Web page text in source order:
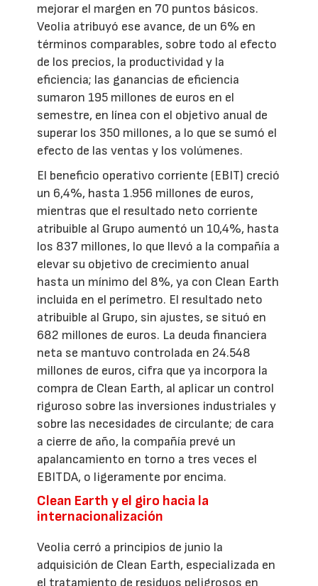
mejorar el margen en 70 puntos básicos.
Veolia atribuyó ese avance, de un 6% en
términos comparables, sobre todo al efecto
de los precios, la productividad y la
eficiencia; las ganancias de eficiencia
sumaron 195 millones de euros en el
semestre, en línea con el objetivo anual de
superar los 350 millones, a lo que se sumó el
efecto de las ventas y los volúmenes.
El beneficio operativo corriente (EBIT) creció
un 6,4%, hasta 1.956 millones de euros,
mientras que el resultado neto corriente
atribuible al Grupo aumentó un 10,4%, hasta
los 837 millones, lo que llevó a la compañía a
elevar su objetivo de crecimiento anual
hasta un mínimo del 8%, ya con Clean Earth
incluida en el perímetro. El resultado neto
atribuible al Grupo, sin ajustes, se situó en
682 millones de euros. La deuda financiera
neta se mantuvo controlada en 24.548
millones de euros, cifra que ya incorpora la
compra de Clean Earth, al aplicar un control
riguroso sobre las inversiones industriales y
sobre las necesidades de circulante; de cara
a cierre de año, la compañía prevé un
apalancamiento en torno a tres veces el
EBITDA, o ligeramente por encima.
Clean Earth y el giro hacia la
internacionalización
Veolia cerró a principios de junio la
adquisición de Clean Earth, especializada en
el tratamiento de residuos peligrosos en